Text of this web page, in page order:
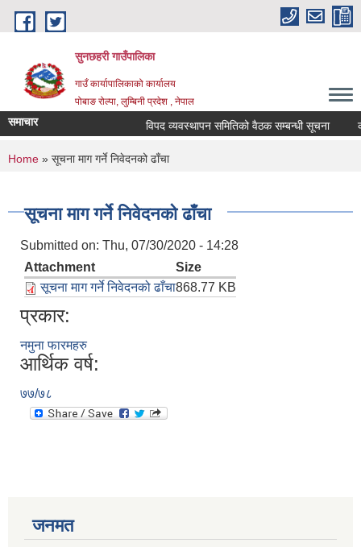
Skip to main content
सुनछहरी गाउँपालिका
गाउँ कार्यापालिकाको कार्यालय
पोबाङ रोल्पा, लुम्बिनी प्रदेश , नेपाल
समाचार विपद व्यवस्थापन समितिको वैठक सम्बन्धी सूचना
You are here
Home » सूचना माग गर्ने निवेदनको ढाँचा
सूचना माग गर्ने निवेदनको ढाँचा
Submitted on: Thu, 07/30/2020 - 14:28
Attachment
Size
सूचना माग गर्ने निवेदनको ढाँचा868.77 KB
प्रकार:
नमुना फारमहरु
आर्थिक वर्ष:
७७/७८
जनमत